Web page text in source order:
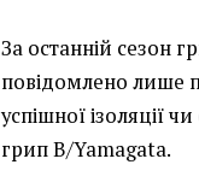
За останній сезон
повідомлено лише
успішної ізоляції
грип B/Yamagata.